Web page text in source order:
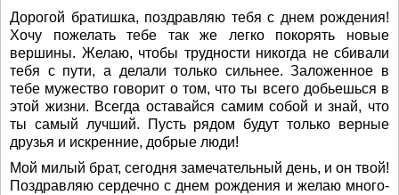
Дорогой братишка, поздравляю тебя с днем рождения!
Хочу пожелать тебе так же легко покорять новые
вершины. Желаю, чтобы трудности никогда не сбивали
тебя с пути, а делали только сильнее. Заложенное в
тебе мужество говорит о том, что ты всего добьешься в
этой жизни. Всегда оставайся самим собой и знай, что
ты самый лучший. Пусть рядом будут только верные
друзья и искренние, добрые люди!
Мой милый брат, сегодня замечательный день, и он твой!
Поздравляю сердечно с днем рождения и желаю много-